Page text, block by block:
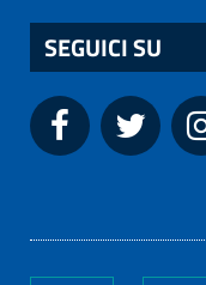
SEGUICI SU